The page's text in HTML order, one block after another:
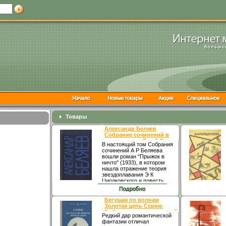
Товары
Александр Беляев
Собрание сочинений в
девяти томах Том 6 Серия:
Александр Беляев
Собрание сочинений в 9
томах инфо 10626s.
В настоящий том Собрания
сочинений А Р Беляева
вошли роман "Прыжок в
ничто" (1933), в котором
нашла отражение теория
звездоплавания Э К
Циолковского и повесть
"Воздушный корабль"
(1934)бхгюх, посвященная
отечественной аэронавтике
Автор Александр Беляев
Родился в Смоленске
Учился в Смоленской
духовной семинарии,
Бегущая по волнам
Золотая цепь Серия:
Библиотека приключений
инфо 11153s.
Редкий дар романтической
фантазии отличал